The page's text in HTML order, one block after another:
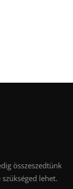
összeszedtünk
lehet.